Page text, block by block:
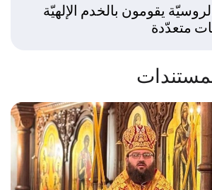
يقومون بالخدم الإلهيّة
متعدّدة